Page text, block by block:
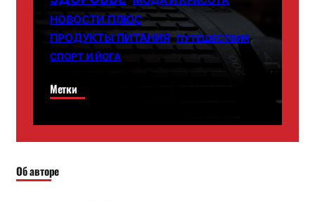
НОВОСТИ ПЛЮС
ПРОДУКТЫ ПИТАНИЯ ПУТЕШЕСТВИЯ
СПОРТ И ЙОГА
Метки
Об авторе